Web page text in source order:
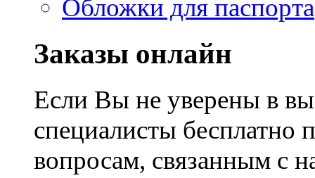
Обложки для паспорта
Заказы онлайн
Если Вы не уверены в
специалисты
вопросам, связанным с